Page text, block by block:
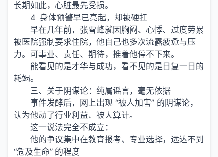
长期如此，心脏最先受损。
4. 身体预警早已亮起，却被硬扛
早在几年前，张雪峰就因胸闷、心悸、过度劳累
被医院强制要求住院，他自己也多次流露疲惫与压
力。可事业、责任、期待，推着他停不下来。
能看见的是才华与成功，看不见的是日复一日的
耗竭。
三、关于阴谋论：纯属谣言，毫无依据
事件发酵后，网上出现 “被人加害” 的阴谋论，
认为他动了行业利益、被人算计。
这一说法完全不成立：
他的争议集中在教育报考、专业选择，远达不到
“危及生命” 的程度